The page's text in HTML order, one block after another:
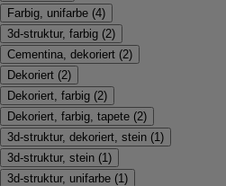
Farbig, unifarbe (4)
3d-struktur, farbig (2)
Cementina, dekoriert (2)
Dekoriert (2)
Dekoriert, farbig (2)
Dekoriert, farbig, tapete (2)
3d-struktur, dekoriert, stein (1 )
3d-struktur, stein (1 )
3d-struktur, unifarbe (1 )